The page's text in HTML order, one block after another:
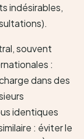
indésirables,
souvent
:
dans des
identiques
: éviter le